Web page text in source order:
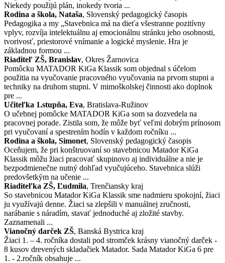
Niekedy použijú plán, inokedy tvoria ...
Rodina a škola, Nataša, Slovenský pedagogický časopis
Pedagogika a my „Stavebnica má na dieťa všestranne pozitívny
vplyv, rozvíja intelektuálnu aj emocionálnu stránku jeho osobnosti,
tvorivosť, priestorové vnímanie a logické myslenie. Hra je
základnou formou ...
Riaditeľ ZŠ, Branislav, Okres Žarnovica
Pomôcku MATADOR KiGa Klassik som objednal s účelom
použitia na vyučovanie pracovného vyučovania na prvom stupni a
techniky na druhom stupni. V mimoškolskej činnosti ako doplnok
pre ...
Učiteľka 1.stupňa, Eva, Bratislava-Ružinov
O učebnej pomôcke MATADOR KiGa som sa dozvedela na
pracovnej porade. Zistila som, že môže byť veľmi dobrým prínosom
pri vyučovaní a spestrením hodín v každom ročníku ...
Rodina a škola, Simonet, Slovenský pedagogický časopis
Oceňujem, že pri konštruovaní so stavebnicou Matador KiGa
Klassik môžu žiaci pracovať skupinovo aj individuálne a nie je
bezpodmienečne nutný dohľad vyučujúceho. Stavebnica slúži
predovšetkým na učenie ...
Riaditeľka ZŠ, Ľudmila, Trenčiansky kraj
So stavebnicou Matador KiGa Klassik sme nadmieru spokojní, žiaci
ju využívajú denne. Žiaci sa zlepšili v manuálnej zručnosti,
narábanie s náradím, stavať jednoduché aj zložité stavby.
Zaznamenali ...
Vianočný darček ZŠ, Banská Bystrica kraj
Žiaci 1. – 4. ročníka dostali pod stromček krásny vianočný darček -
8 kusov drevených skladačiek Matador. Sada Matador KiGa 6 pre
1. - 2.ročník obsahuje ...